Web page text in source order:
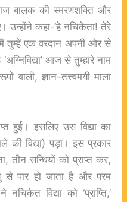
बालक की स्मरणशक्ति और
उन्होंने कहा-‘हे नचिकेता! तेरे
तुम्हें एक वरदान अपनी ओर से
आज से तुम्हारे नाम
ज्ञान-तत्त्वमयी माला
हुई। इसलिए उस विद्या का
की विद्या) पड़ा। इस प्रकार
तीन सन्धियों को प्राप्त कर,
से पार हो जाता है और परम
विद्या को ‘प्राप्ति,’